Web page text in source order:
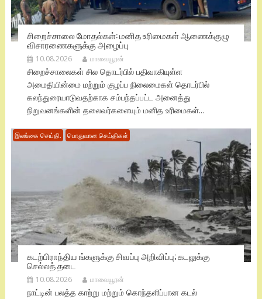
சிறைச்சாலை மோதல்கள்: மனித உரிமைகள் ஆணைக்குழு
விசாரணைகளுக்கு அழைப்பு
10.08.2026 மாவையூரன்
சிறைச்சாலைகள் சில தொடர்பில் பதிவாகியுள்ள
அமைதியின்மை மற்றும் குழப்ப நிலைமைகள் தொடர்பில்
கலந்துரையாடுவதற்காக சம்பந்தப்பட்ட அனைத்து
நிறுவனங்களின் தலைவர்களையும் மனித உரிமைகள்...
இலங்கை செய்தி. பொதுவான செய்திகள்
கடற்பிராந்திய ங்களுக்கு சிவப்பு அறிவிப்பு; கடலுக்கு
செல்லத் தடை
10.08.2026 மாவையூரன்
நாட்டின் பலத்த காற்று மற்றும் கொந்தளிப்பான கடல்